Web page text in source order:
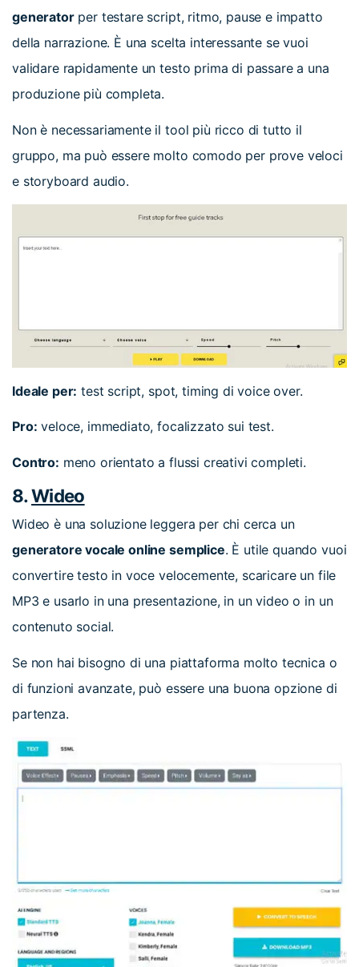
generatorper testare script, ritmo, pause e impatto
della narrazione. È una scelta interessante se vuoi
validare rapidamente un testo prima di passare a una
produzione più completa.
Non è necessariamente il tool più ricco di tutto il
gruppo, ma può essere molto comodo per prove veloci
e storyboard audio.
Ideale per: test script, spot, timing di voice over.
Pro: veloce, immediato, focalizzato sui test.
Contro: meno orientato a flussi creativi completi.
8.Wideo
Wideo è una soluzione leggera per chi cerca un
generatore vocale online semplice. È utile quando vuoi
convertire testo in voce velocemente, scaricare un file
MP3 e usarlo in una presentazione, in un video o in un
contenuto social.
Se non hai bisogno di una piattaforma molto tecnica o
di funzioni avanzate, può essere una buona opzione di
partenza.